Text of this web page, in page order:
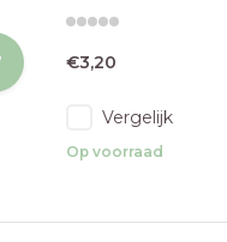
€3,20
Vergelijk
Op voorraad